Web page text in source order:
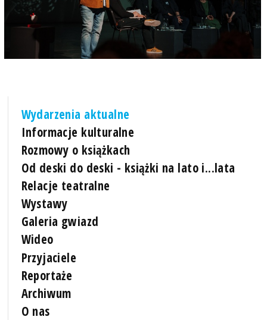
Wydarzenia aktualne
Informacje kulturalne
Rozmowy o książkach
Od deski do deski - książki na lato i...lata
Relacje teatralne
Wystawy
Galeria gwiazd
Wideo
Przyjaciele
Reportaże
Archiwum
O nas